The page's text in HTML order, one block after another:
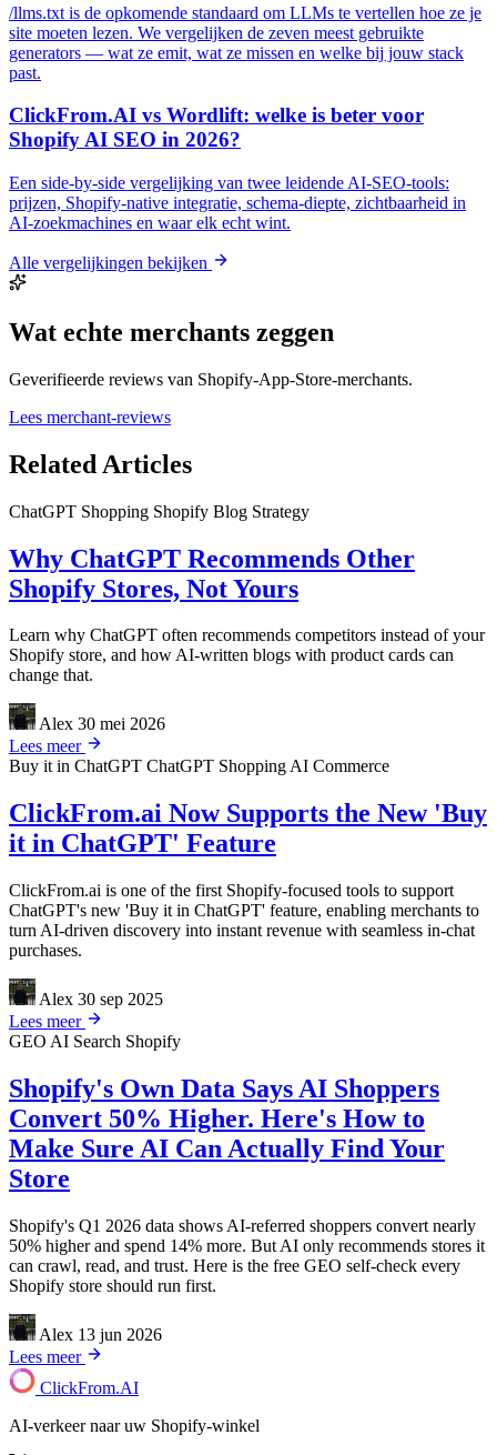
/llms.txt is de opkomende standaard om LLMs te vertellen hoe ze je
site moeten lezen. We vergelijken de zeven meest gebruikte
generators — wat ze emit, wat ze missen en welke bij jouw stack
past.
ClickFrom.AI vs Wordlift: welke is beter voor
Shopify AI SEO in 2026?
Een side-by-side vergelijking van twee leidende AI-SEO-tools:
prijzen, Shopify-native integratie, schema-diepte, zichtbaarheid in
AI-zoekmachines en waar elk echt wint.
Alle vergelijkingen bekijken
Wat echte merchants zeggen
Geverifieerde reviews van Shopify-App-Store-merchants.
Lees merchant-reviews
Related Articles
ChatGPT Shopping Shopify Blog Strategy
Why ChatGPT Recommends Other
Shopify Stores, Not Yours
Learn why ChatGPT often recommends competitors instead of your
Shopify store, and how AI-written blogs with product cards can
change that.
Alex 30 mei 2026
Lees meer
Buy it in ChatGPT ChatGPT ShoppingAI Commerce
ClickFrom.ai Now Supports the New 'Buy
it in ChatGPT' Feature
ClickFrom.ai is one of the first Shopify-focused tools to support
ChatGPT's new 'Buy it in ChatGPT' feature, enabling merchants to
turn AI-driven discovery into instant revenue with seamless in-chat
purchases.
Alex 30 sep 2025
Lees meer
GEO AI Search Shopify
Shopify's Own Data Says AI Shoppers
Convert 50% Higher. Here's How to
Make Sure AI Can Actually Find Your
Store
Shopify's Q1 2026 data shows AI-referred shoppers convert nearly
50% higher and spend 14% more. But AI only recommends stores it
can crawl, read, and trust. Here is the free GEO self-check every
Shopify store should run first.
Alex 13 jun 2026
Lees meer
ClickFrom.AI
AI-verkeer naar uw Shopify-winkel